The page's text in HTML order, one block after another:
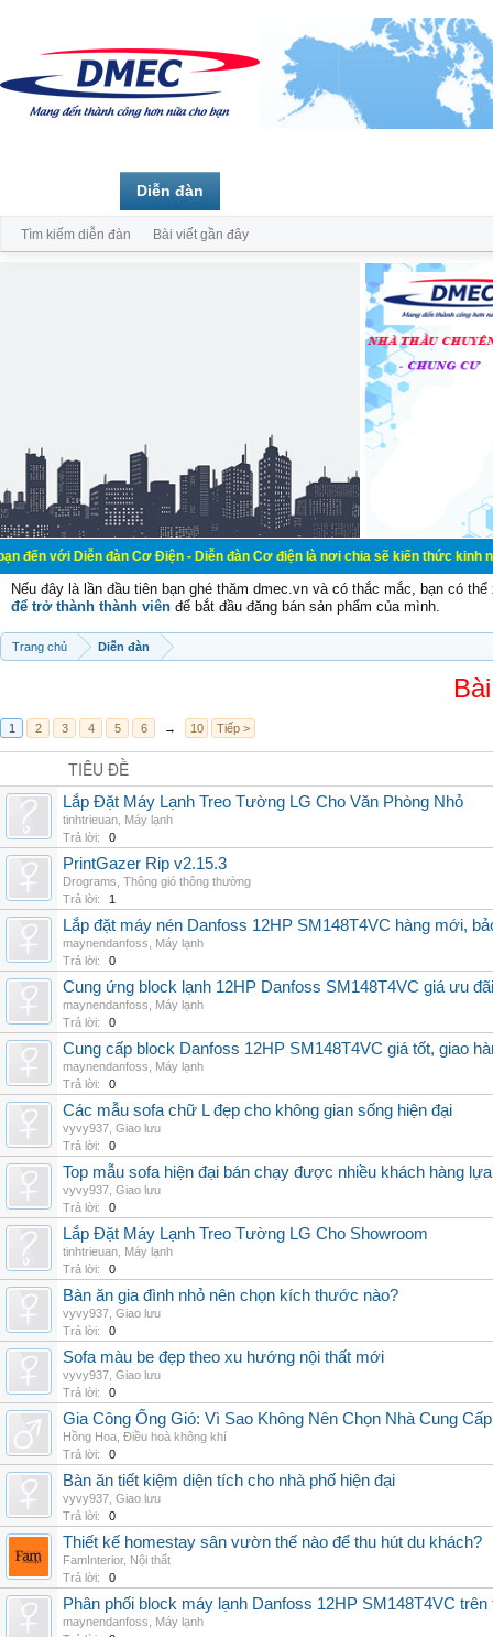
đàn Cơ Điện - Diễn đàn Cơ điện là nơi chia sẽ kiến thức kinh nghiệm
Nếu đây là lần đầu tiên bạn ghé thăm dmec.vn và có thắc mắc, bạn có
để trở thành thành viên để bắt đầu đăng bán sản phẩm của mình.
Trang chủ Diễn đàn
1 2 3 4 5 6 → 10 Tiếp >
TIÊU ĐỀ
Lắp Đặt Máy Lạnh Treo Tường LG Cho Văn Phòng Nhỏ
tinhtrieuan Máy lạnh
Trả lời:
0
PrintGazer Rip v2.15.3
Drograms Thông gió thông thường
Trả lời:
1
Lắp đặt máy nén Danfoss 12HP SM148T4VC hàng mới,
maynendanfoss
Máy lạnh
Trả lời:
0
Cung ứng block lạnh 12HP Danfoss SM148T4VC giá ưu
maynendanfoss
Máy lạnh
Trả lời:
0
Cung cấp block Danfoss 12HP SM148T4VC giá tốt, giao
maynendanfoss
Máy lạnh
Trả lời:
0
Các mẫu sofa chữ L đẹp cho không gian sống hiện đại
vyvy937 Giao lưu
Trả lời:
0
Top mẫu sofa hiện đại bán chạy được nhiều khách hàng
vyvy937 Giao lưu
Trả lời:
0
Lắp Đặt Máy Lạnh Treo Tường LG Cho Showroom
tinhtrieuan Máy lạnh
Trả lời:
0
Bàn ăn gia đình nhỏ nên chọn kích thước nào?
vyvy937 Giao lưu
Trả lời:
0
Sofa màu be đẹp theo xu hướng nội thất mới
vyvy937 Giao lưu
Trả lời:
0
Gia Công Ống Gió: Vì Sao Không Nên Chọn Nhà Cung
Hồng Hoa Điều hoà không khí
Trả lời:
0
Bàn ăn tiết kiệm diện tích cho nhà phố hiện đại
vyvy937 Giao lưu
Trả lời:
0
Thiết kế homestay sân vườn thế nào để thu hút du khách?
FamInterior, Nội thất
Trả lời:
0
Phân phối block máy lạnh Danfoss 12HP SM148T4VC
maynendanfoss
Máy lạnh
Diễn đàn
Tìm kiếm diễn đàn Bài viết gần đây